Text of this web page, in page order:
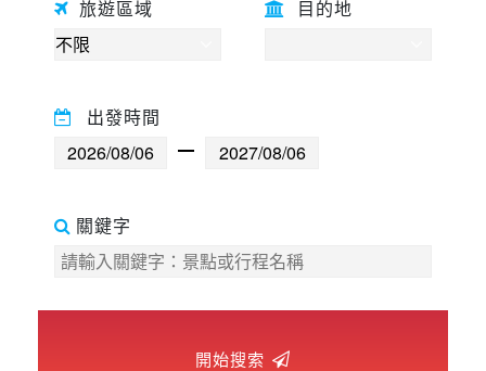
世界臻旅
歐洲之旅
關鍵字
超夯富國島
Phu Quoc Island